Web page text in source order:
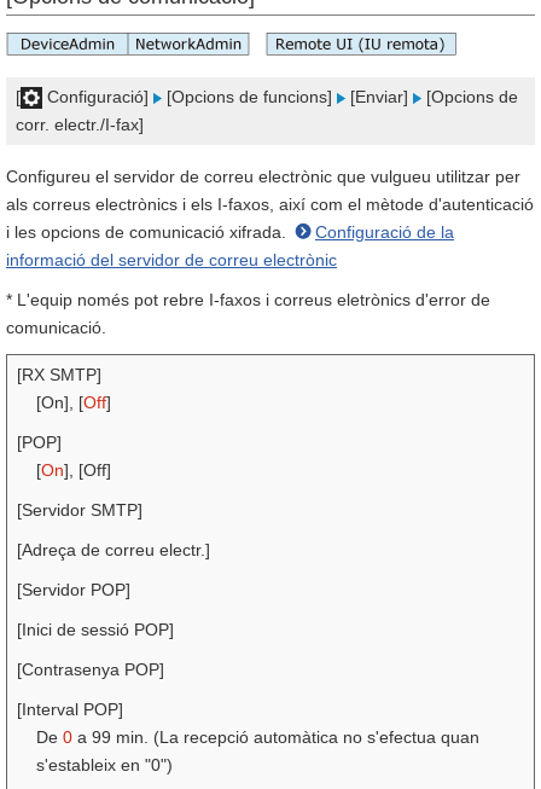
[ Configuració] [Opcions de funcions] [Enviar]
[Opcions de
corr. electr./I-fax]
Configureu el servidor de correu electrònic que vulgueu utilitzar per
als correus electrònics i els I-faxos, així com el mètode d'autenticació
i les opcions de comunicació xifrada.
Configuració de la
informació del servidor de correu electrònic
* L'equip només pot rebre I-faxos i correus eletrònics d'error de
comunicació.
[RX SMTP]
[On], [Off]
[POP]
[On], [Off]
[Servidor SMTP]
[Adreça de correu electr.]
[Servidor POP]
[Inici de sessió POP]
[Contrasenya POP]
[Interval POP]
De 0 a 99 min. (La recepció automàtica no s'efectua quan
s'estableix en "0")